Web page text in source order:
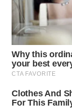
WN
TAPANULI
TENGAH
WN DELI
SERDANG
WN
TEBING